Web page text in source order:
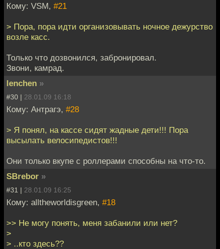
Кому: VSM, #21
> Пора, пора идти организовывать ночное дежурство
возле касс.
Только что дозвонился, забронировал.
Звони, камрад.
lenchen »
#30 | 28.01.09 16:18
Кому: Антрагэ, #28
> Я понял, на кассе сидят жадные дети!!! Пора
высылать велосипедистов!!!
Они только вкупе с роллерами способны на что-то.
SBrebor »
#31 | 28.01.09 16:25
Кому: alltheworldisgreen, #18
>> Не могу понять, меня забанили или нет?
>
> ..кто здесь??